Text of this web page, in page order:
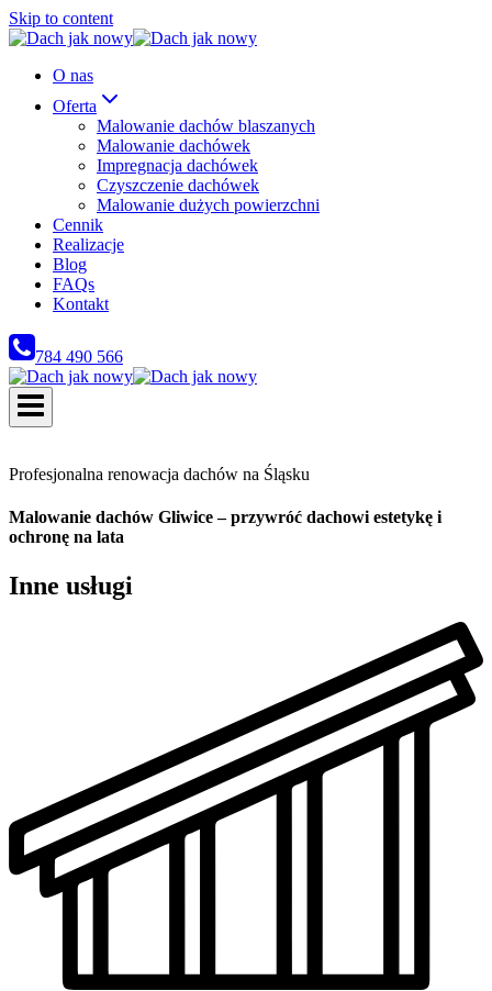
Skip to content
O nas
Oferta
Malowanie dachów blaszanych
Malowanie dachówek
Impregnacja dachówek
Czyszczenie dachówek
Malowanie dużych powierzchni
Cennik
Realizacje
Blog
FAQs
Kontakt
784 490 566
Profesjonalna renowacja dachów na Śląsku
Malowanie dachów Gliwice – przywróć dachowi estetykę i
ochronę na lata
Inne usługi